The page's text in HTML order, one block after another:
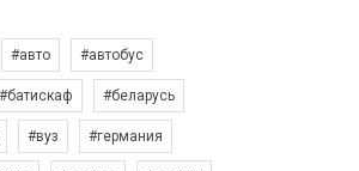
#авто #автобус
#батискаф #беларусь
#вуз #германия